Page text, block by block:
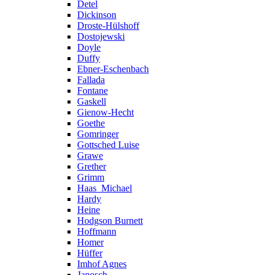
Detel
Dickinson
Droste-Hülshoff
Dostojewski
Doyle
Duffy
Ebner-Eschenbach
Fallada
Fontane
Gaskell
Gienow-Hecht
Goethe
Gomringer
Gottsched Luise
Grawe
Grether
Grimm
Haas_Michael
Hardy
Heine
Hodgson Burnett
Hoffmann
Homer
Hüffer
Imhof Agnes